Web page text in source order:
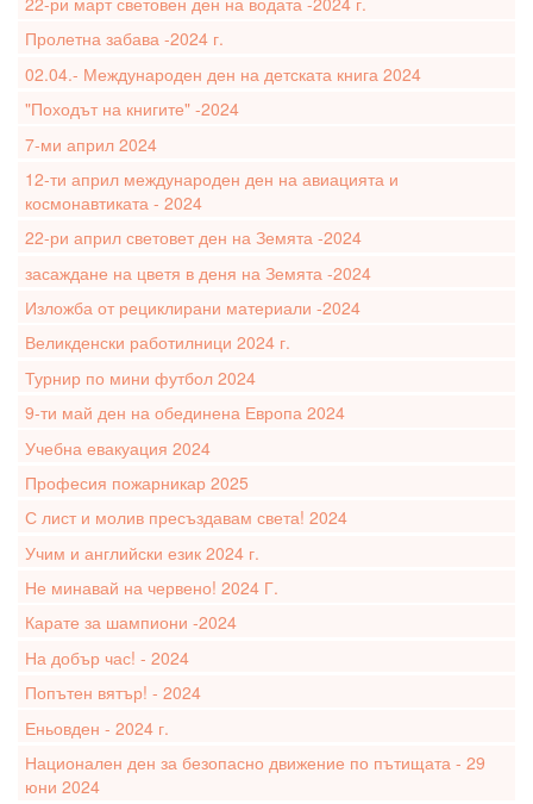
Пролетна забава -2024 г.
02.04.- Международен ден на детската книга 2024
"Походът на книгите" -2024
7-ми април 2024
12-ти април международен ден на авиацията и
космонавтиката - 2024
22-ри април световет ден на Земята -2024
засаждане на цветя в деня на Земята -2024
Изложба от рециклирани материали -2024
Великденски работилници 2024 г.
Турнир по мини футбол 2024
9-ти май ден на обединена Европа 2024
Учебна евакуация 2024
Професия пожарникар 2025
С лист и молив пресъздавам света! 2024
Учим и английски език 2024 г.
Не минавай на червено! 2024 Г.
Карате за шампиони -2024
На добър час! - 2024
Попътен вятър! - 2024
Еньовден - 2024 г.
Национален ден за безопасно движение по пътищата - 29
юни 2024